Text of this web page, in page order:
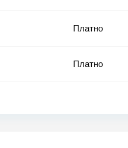
Платно
Платно